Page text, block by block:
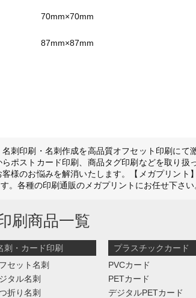
70mm×70mm
87mm×87mm
刺印刷・名刺作成を高品質オフセット印刷にて
ポストカード印刷、商品タグ印刷などを取り扱
様のお悩みを解消いたします。【メガプリント
。各種の印刷通販のメガプリントにお任せ下さい
刷商品一覧
刺・カード印刷
セット名刺
タル名刺
折り名刺
プラスチックカード
PVCカード
PETカード
デジタルPETカード